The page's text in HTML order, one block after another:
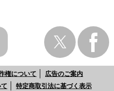
権について
広告のご案内
特定商取引法に基づく表示